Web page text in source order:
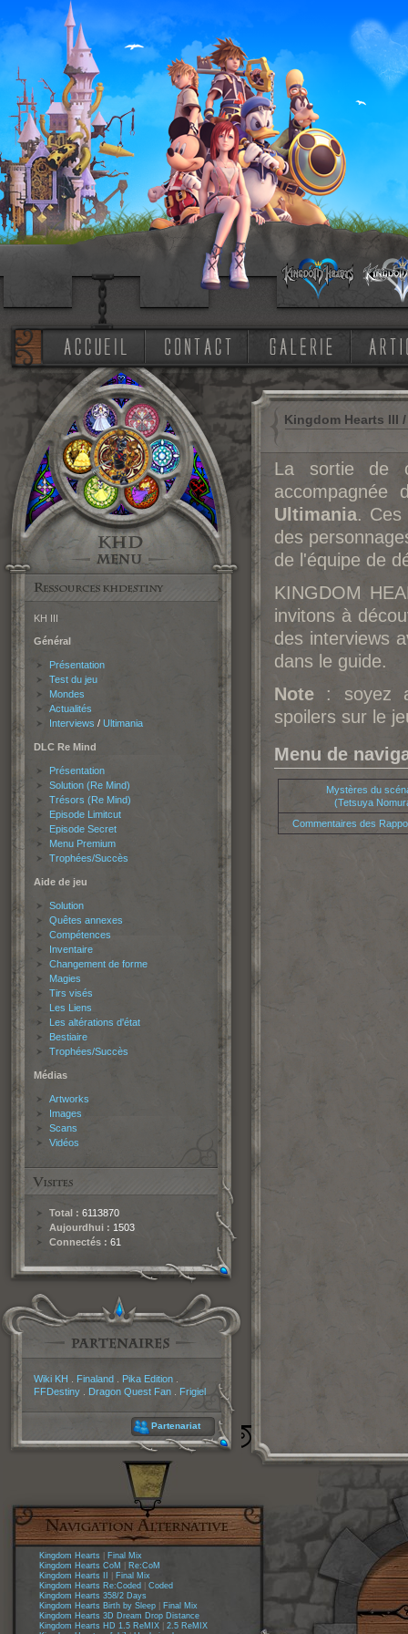
KH III
Général
Présentation
Test du jeu
Mondes
Actualités
Interviews / Ultimania
DLC Re Mind
Présentation
Solution (Re Mind)
Trésors (Re Mind)
Episode Limitcut
Episode Secret
Menu Premium
Trophées/Succès
Aide de jeu
Solution
Quêtes annexes
Compétences
Inventaire
Changement de forme
Magies
Tirs visés
Les Liens
Les altérations d'état
Bestiaire
Trophées/Succès
Médias
Artworks
Images
Scans
Vidéos
Total : 6113870
Aujourdhui : 1503
Connectés : 61
Wiki KH Finaland Pika Edition
FFDestiny
Dragon Quest Fan Frigiel
Partenariat
Kingdom Hearts III
La sortie de
accompagnée
Ultimania. Ces
des
de l'équipe de
KINGDOM
invitons à
des interviews
dans le guide.
Note : soyez
spoilers sur le
Menu de
Mystères du
(Tetsuya
Commentaires des
Kingdom Hearts
Final Mix
Kingdom Hearts CoM
Re:CoM
Kingdom Hearts II
Final Mix
Kingdom Hearts Re:Coded
Coded
Kingdom Hearts 358/2 Days
Kingdom Hearts Birth by Sleep
Final Mix
Kingdom Hearts 3D Dream Drop Distance
Kingdom Hearts HD 1.5 ReMIX
2.5 ReMIX